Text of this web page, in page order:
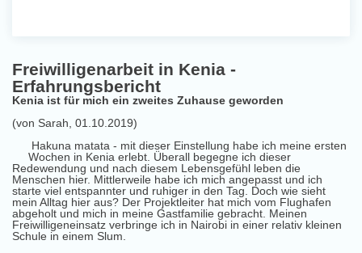
Freiwilligenarbeit in Kenia -
Erfahrungsbericht
Kenia ist für mich ein zweites Zuhause geworden
(von Sarah, 01.10.2019)
Hakuna matata - mit dieser Einstellung habe ich meine ersten
Wochen in Kenia erlebt. Überall begegne ich dieser
Redewendung und nach diesem Lebensgefühl leben die
Menschen hier. Mittlerweile habe ich mich angepasst und ich
starte viel entspannter und ruhiger in den Tag. Doch wie sieht
mein Alltag hier aus? Der Projektleiter hat mich vom Flughafen
abgeholt und mich in meine Gastfamilie gebracht. Meinen
Freiwilligeneinsatz verbringe ich in Nairobi in einer relativ kleinen
Schule in einem Slum.